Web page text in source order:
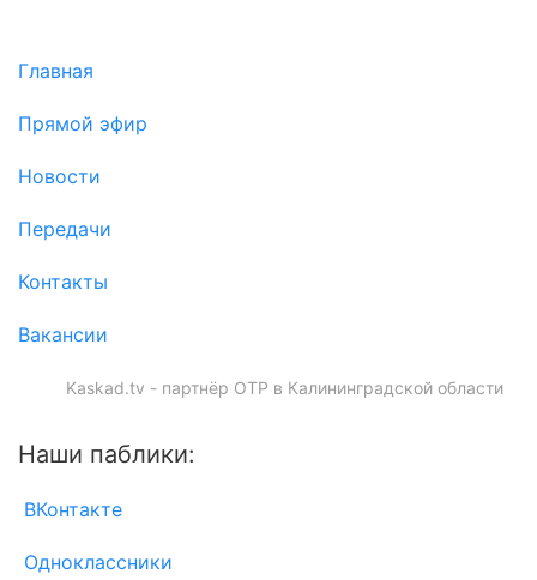
Главная
Прямой эфир
Новости
Передачи
Контакты
Вакансии
Kaskad.tv - партнёр ОТР в Калининградской области
Наши паблики:
ВКонтакте
Одноклассники